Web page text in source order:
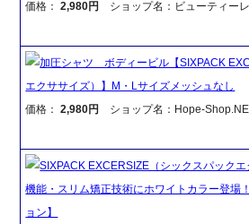
価格：2,980円 ショップ名：ビューティー
加圧シャツ ボディービル【SIXPACK
エクササイズ）】M・Lサイズメッシュなし
価格：2,980円 ショップ名：Hope-
SIXPACK EXCERSIZE（シックスパック
機能・スリム矯正技術にホワイトカラー登場
ョン】